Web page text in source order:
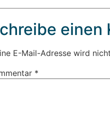
einen
E-Mail-Adresse wird
*